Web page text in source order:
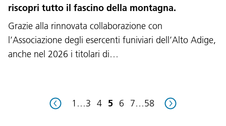
Service Desk:+39 0471 220880
Impressum
Privacy e cookie policy
Termini e condizioni d'uso Reclami Jobs
riscopri tutto il fascino della montagna.
Grazie alla rinnovata collaborazione con
l’Associazione degli esercenti funiviari dell’Alto Adige,
anche nel 2026 i titolari di…
1 …3 4 5 6 7…58